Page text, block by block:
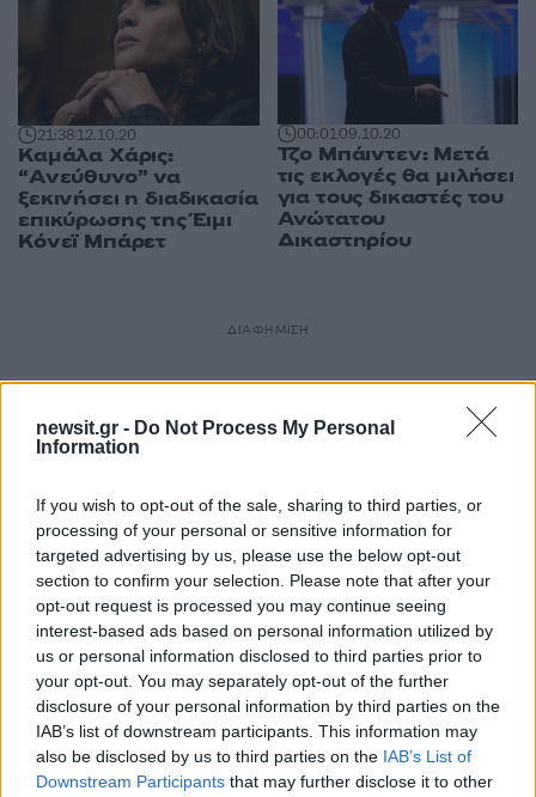
newsit.gr - Do Not Process My Personal
Information
If you wish to opt-out of the sale, sharing to third parties, or
processing of your personal or sensitive information for
targeted advertising by us, please use the below opt-out
section to confirm your selection. Please note that after your
opt-out request is processed you may continue seeing
interest-based ads based on personal information utilized by
us or personal information disclosed to third parties prior to
your opt-out. You may separately opt-out of the further
disclosure of your personal information by third parties on the
IAB’s list of downstream participants. This information may
also be disclosed by us to third parties on the IAB’s List of
Downstream Participants that may further disclose it to other
21:3812.10.20
Καμάλα Χάρις:
“Ανεύθυνο” να
ξεκινήσει η διαδικασία
επικύρωσης της Έιμι
Κόνεϊ Μπάρετ
00:0109.10.20
Τζο Μπάιντεν: Μετά
τις εκλογές θα μιλήσει
για τους δικαστές του
Ανώτατου
Δικαστηρίου
ΔΙΑΦΗΜΙΣΗ